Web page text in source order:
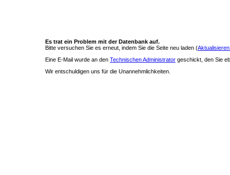
Es trat ein Problem mit der Datenbank auf.
Bitte versuchen Sie es erneut, indem Sie die Seite neu laden (
Eine E-Mail wurde an den Technischen Administrator geschickt, den Sie
Wir entschuldigen uns für die Unannehmlichkeiten.